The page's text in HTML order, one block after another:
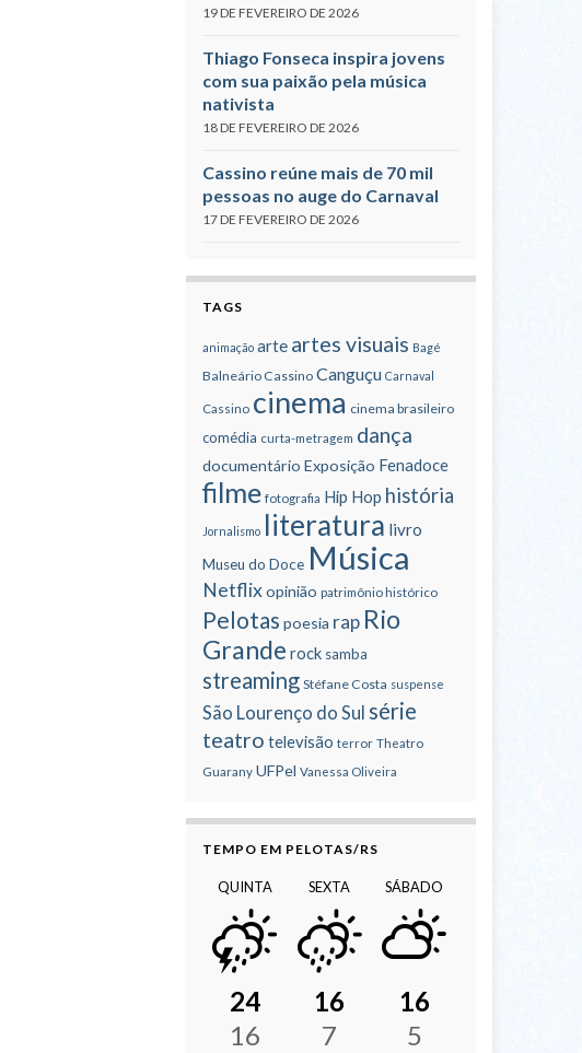
19 DE FEVEREIRO DE 2026
Thiago Fonseca inspira jovens
com sua paixão pela música
nativista
18 DE FEVEREIRO DE 2026
Cassino reúne mais de 70 mil
pessoas no auge do Carnaval
17 DE FEVEREIRO DE 2026
TAGS
animação arte artes visuais Bagé
Balneário Cassino Canguçu Carnaval
Cassino cinema cinema brasileiro
comédia curta-metragem dança
documentário Exposição Fenadoce
filme fotografia Hip Hop história
Jornalismo literatura livro
Museu do Doce Música
Netflixopinião patrimônio histórico
Pelotas poesia rap Rio
Grande rock samba
streaming Stéfane Costa suspense
São Lourenço do Sul série
teatro televisão terror Theatro
Guarany UFPel Vanessa Oliveira
TEMPO EM PELOTAS/RS
QUINTA
24
16
SEXTA
16
7
SÁBADO
16
5